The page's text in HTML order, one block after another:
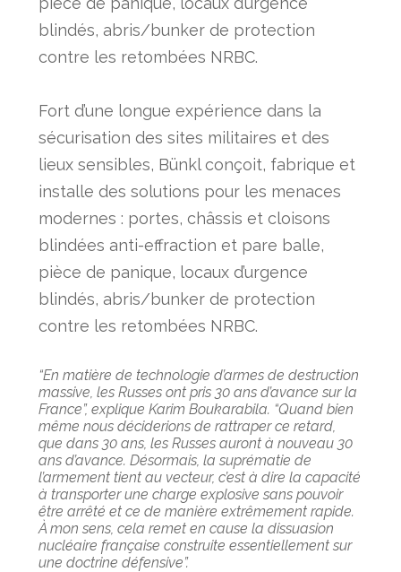
blindés, abris/bunker de protection
contre les retombées NRBC.
Fort d’une longue expérience dans la
sécurisation des sites militaires et des
lieux sensibles, Bünkl conçoit, fabrique et
installe des solutions pour les menaces
modernes : portes, châssis et cloisons
blindées anti-effraction et pare balle,
pièce de panique, locaux d’urgence
blindés, abris/bunker de protection
contre les retombées NRBC.
“En matière de technologie d’armes de destruction
massive, les Russes ont pris 30 ans d’avance sur la
France”, explique Karim Boukarabila. “Quand bien
même nous déciderions de rattraper ce retard,
que dans 30 ans, les Russes auront à nouveau 30
ans d’avance. Désormais, la suprématie de
l’armement tient au vecteur, c’est à dire la capacité
à transporter une charge explosive sans pouvoir
être arrêté et ce de manière extrêmement rapide.
À mon sens, cela remet en cause la dissuasion
nucléaire française construite essentiellement sur
une doctrine défensive”.